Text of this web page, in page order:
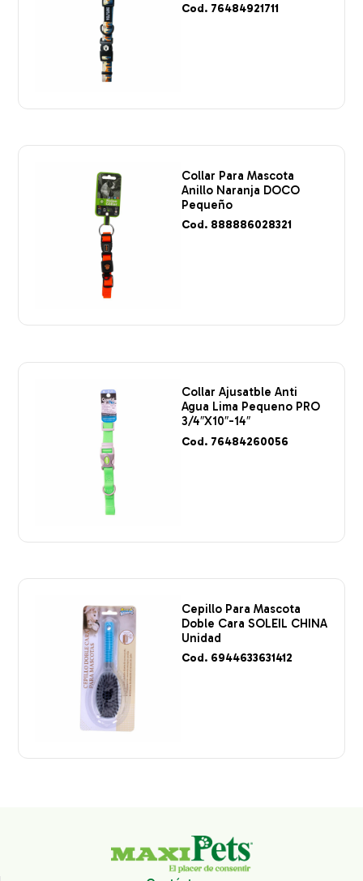
Cod. 76484921711
Collar Para Mascota
Anillo Naranja DOCO
Pequeño
Cod. 888886028321
Collar Ajusatble Anti
Agua Lima Pequeno PRO
3/4″X10″-14″
Cod. 76484260056
Cepillo Para Mascota
Doble Cara SOLEIL CHINA
Unidad
Cod. 6944633631412